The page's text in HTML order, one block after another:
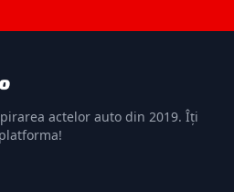
actelor auto din 2019. Îți